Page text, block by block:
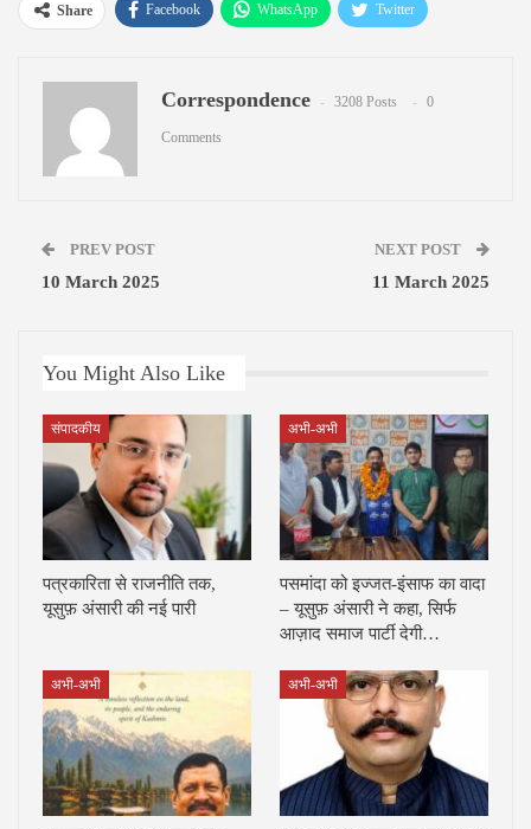
Share Facebook WhatsApp Twitter
Correspondence 3208 Posts 0
Comments
PREV POST
10 March 2025
NEXT POST
11 March 2025
You Might Also Like
संपादकीय
पत्रकारिता से राजनीति तक,
यूसुफ़ अंसारी की नई पारी
अभी-अभी
पसमांदा को इज्जत-इंसाफ का वादा
– यूसुफ़ अंसारी ने कहा, सिर्फ
आज़ाद समाज पार्टी देगी…
अभी-अभी अभी-अभी